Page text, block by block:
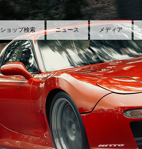
ショップ検索 ニュース メディア